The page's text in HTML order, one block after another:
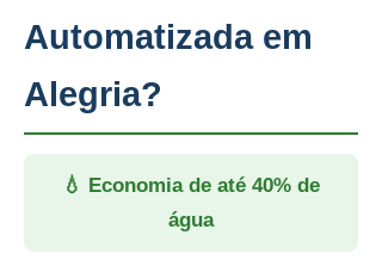
Automatizada em
Alegria?
💧 Economia de até 40% de
água